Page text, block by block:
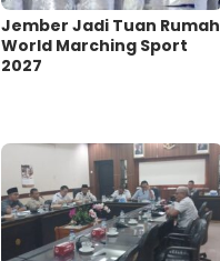
Jember Jadi Tuan Rumah
World Marching Sport
2027